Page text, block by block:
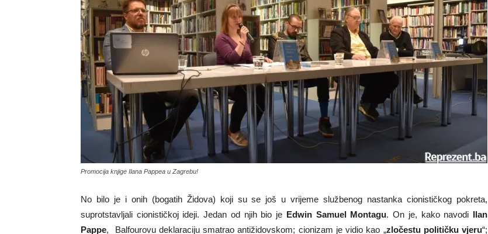
Promocija knjige Ilana Pappea u Zagrebu!
No bilo je i onih (bogatih Židova) koji su se još u vrijeme službenog nastanka cionističkog pokreta,
suprotstavljali cionističkoj ideji. Jedan od njih bio je Edwin Samuel Montagu. On je, kako navodi Ilan
Pappe, Balfourovu deklaraciju smatrao antižidovskom; cionizam je vidio kao „zločestu političku vjeru“;